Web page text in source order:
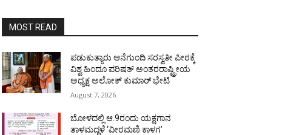
MOST READ
ಪಡುಕುತ್ಯಾರು ಆನೆಗುಂದಿ ಸರಸ್ವತೀ ಪೀಠಕ್ಕೆ
ವಿಶ್ವ ಹಿಂದೂ ಪರಿಷತ್ ಅಂತರರಾಷ್ಟ್ರೀಯ
ಅಧ್ಯಕ್ಷ ಅಲೋಕ್ ಕುಮಾರ್ ಭೇಟಿ
August 7, 2026
ಬೋಳದಲ್ಲಿ ಆ.9ರಂದು ಯಕ್ಷಗಾನ
ತಾಳಮದ್ದಳೆ ‘ವೀರಮಣಿ ಕಾಳಗ’